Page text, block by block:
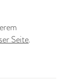
Seite.